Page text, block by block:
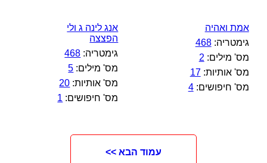
אמת ואהיה
גימטריה:468
מס' מילים: 2
מס' אותיות:17
מס' חיפושים:4
אנג לינה ג ולי
הפצצה
גימטריה: 468
מס' מילים: 5
מס' אותיות: 20
מס' חיפושים: 1
עמוד הבא >>